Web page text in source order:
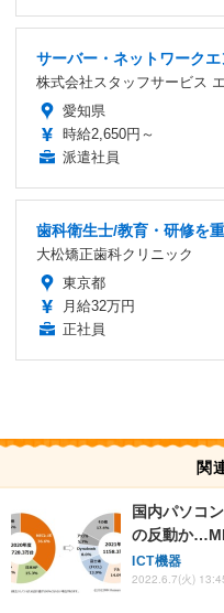
サーバー・ネットワーク
株式会社スタッフサービス
愛知県
時給2,650円～
派遣社員
歯科衛生士/教育・研修を
大松矯正歯科クリニック
東京都
月給32万円
正社員
関
国内パソコ
の反動か
ICT機器
2022.6.7(火)